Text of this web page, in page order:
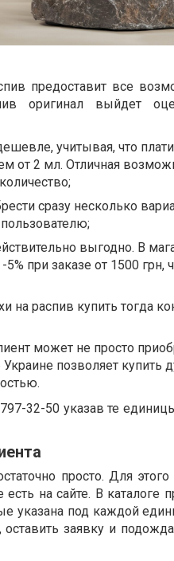
предоставит все
оригинал выйдет
учитывая, что
от 2 мл. Отличная
сразу несколько
выгодно. В
при заказе от 1500 грн,
на распив купить тогда
может не просто
позволяет купить
32-50 указав те
просто. Для этого
на сайте. В каталоге
указана под каждой
заявку и